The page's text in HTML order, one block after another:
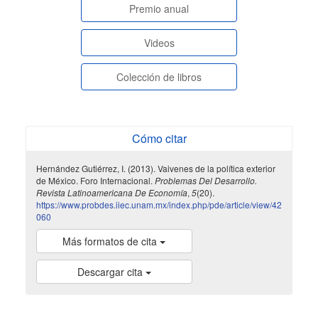
paginasespeciales
Premio anual
Videos
Colección de libros
Cómo citar
Hernández Gutiérrez, I. (2013). Vaivenes de la política exterior
de México. Foro Internacional. Problemas Del Desarrollo.
Revista Latinoamericana De Economía, 5(20).
https://www.probdes.iiec.unam.mx/index.php/pde/article/view/42
060
Más formatos de cita
Descargar cita